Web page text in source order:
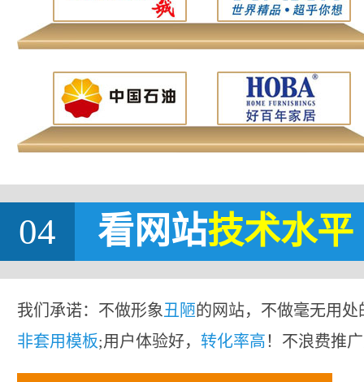
04 看网站技术水平
我们承诺：不做形象丑陋的网站，不做毫无用处
非套用模板;用户体验好， 转化率高！不浪费推